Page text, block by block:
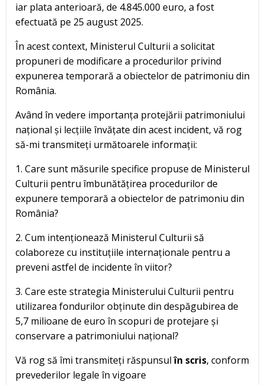
iar plata anterioară, de 4.845.000 euro, a fost
efectuată pe 25 august 2025.
În acest context, Ministerul Culturii a solicitat
propuneri de modificare a procedurilor privind
expunerea temporară a obiectelor de patrimoniu din
România.
Având în vedere importanța protejării patrimoniului
național și lecțiile învățate din acest incident, vă rog
să-mi transmiteți următoarele informații:
1. Care sunt măsurile specifice propuse de Ministerul
Culturii pentru îmbunătățirea procedurilor de
expunere temporară a obiectelor de patrimoniu din
România?
2. Cum intenționează Ministerul Culturii să
colaboreze cu instituțiile internaționale pentru a
preveni astfel de incidente în viitor?
3. Care este strategia Ministerului Culturii pentru
utilizarea fondurilor obținute din despăgubirea de
5,7 milioane de euro în scopuri de protejare și
conservare a patrimoniului național?
Vă rog să îmi transmiteți răspunsulîn scris, conform
prevederilor legale în vigoare